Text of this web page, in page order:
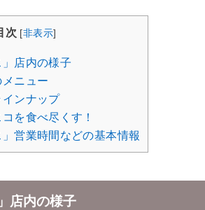
次 [非表示]
」店内の様子
ニュー
インナップ
を食べ尽くす！
」営業時間などの基本情報
店内の様子